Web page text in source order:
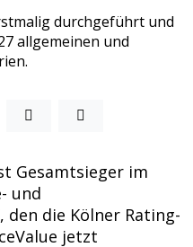
durchgeführt und
allgemeinen und
Gesamtsieger im
und
den die Kölner Rating-
jetzt